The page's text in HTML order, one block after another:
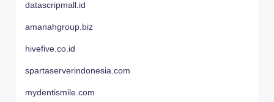
datascripmall.id
amanahgroup.biz
hivefive.co.id
spartaserverindonesia.com
mydentismile.com